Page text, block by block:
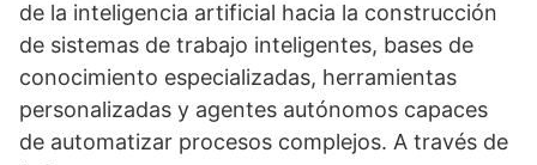
de la inteligencia artificial hacia la construcción
de sistemas de trabajo inteligentes, bases de
conocimiento especializadas, herramientas
personalizadas y agentes autónomos capaces
de automatizar procesos complejos. A través de